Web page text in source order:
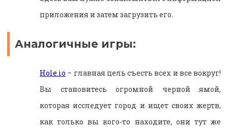
приложения и затем загрузить его.
Аналогичные игры:
Hole.io – главная цель съесть всех и все вокруг!
Вы становитесь огромной черной ямой,
которая исследует город и ищет своих жертв,
как только вы кого-то находите, они тут же